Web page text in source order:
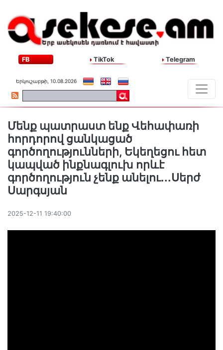
FB TikTok Telegram
Երկուշաբթի, 10.08.2026
Մենք պատրաստ ենք Վեհափառի
հորդորով ցանկացած
գործողությունների, Եկեղեցու հետ
կապված ինքնագլուխ որևէ
գործողություն չենք անելու...Սերժ
Սարգսյան
2025-12-11 19:40:00